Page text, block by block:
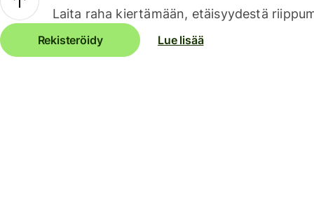
Laita raha kiertämään, etäisyydestä
Rekisteröidy Lue lisää